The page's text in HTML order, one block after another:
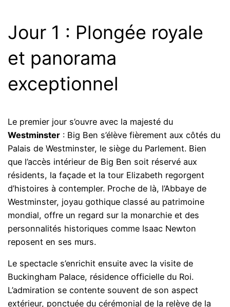
Jour 1 : Plongée royale
et panorama
exceptionnel
Le premier jour s’ouvre avec la majesté du
Westminster : Big Ben s’élève fièrement aux côtés du
Palais de Westminster, le siège du Parlement. Bien
que l’accès intérieur de Big Ben soit réservé aux
résidents, la façade et la tour Elizabeth regorgent
d’histoires à contempler. Proche de là, l’Abbaye de
Westminster, joyau gothique classé au patrimoine
mondial, offre un regard sur la monarchie et des
personnalités historiques comme Isaac Newton
reposent en ses murs.
Le spectacle s’enrichit ensuite avec la visite de
Buckingham Palace, résidence officielle du Roi.
L’admiration se contente souvent de son aspect
extérieur, ponctuée du cérémonial de la relève de la